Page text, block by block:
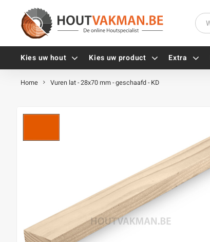
Kies uw hout Kies uw product Extra
Tellerkopschroeven
Alle vijzen
Hoekankers
Terrasdragers
B-fix
PuraFix
Verbindingsstukken
Houten pennen
Home Vuren lat - 28x70 mm - geschaafd - KD